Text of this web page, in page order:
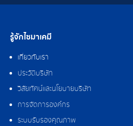
รู้จักไซมาเคมี
เกี่ยวกับเรา
ประวัติบริษัท
วิสัยทัศน์และนโยบายบริษัท
การจัดการองค์กร
ระบบรับรองคุณภาพ